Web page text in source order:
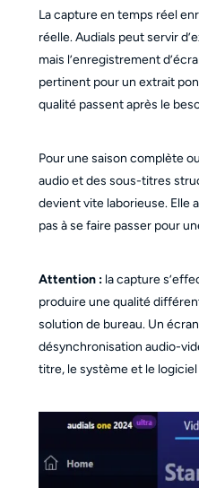
La capture en temps réel
réelle. Audials peut servir
mais l’enregistrement
pertinent pour un extrait
qualité passent après le
Pour une saison complète
audio et des sous-titres
devient vite laborieuse. Elle
pas à se faire passer pour
Attention :la capture
produire une qualité
solution de bureau. Un
désynchronisation audio-
titre, le système et le